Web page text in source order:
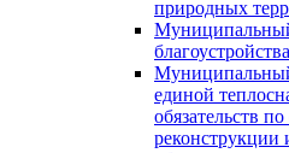
природных
благоустройства
единой
обязательств по
реконструкции